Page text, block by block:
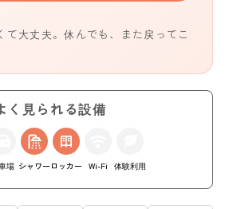
て大丈夫。休んでも、また戻ってこ
く見られる設備
場 シャワー ロッカー Wi-Fi 体験利用